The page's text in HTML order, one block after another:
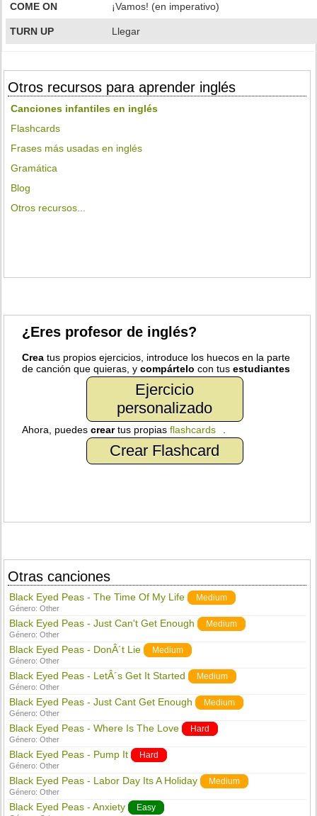
COME ON ¡Vamos! (en imperativo)
TURN UP Llegar
Otros recursos para aprender inglés
Canciones infantiles en inglés
Flashcards
Frases más usadas en inglés
Gramática
Blog
Otros recursos...
¿Eres profesor de inglés?
Crea tus propios ejercicios, introduce los huecos en la parte
de canción que quieras, ycompártelo con tusestudiantes
Ejercicio
personalizado
Ahora, puedescreartus propiasflashcards
Crear Flashcard
Otras canciones
Black Eyed Peas - The Time Of My Life Medium
Género:Other
Black Eyed Peas - Just Can't Get Enough Medium
Género:Other
Black Eyed Peas - DonÂ´t Lie Medium
Género:Other
Black Eyed Peas - LetÂ´s Get It Started Medium
Género:Other
Black Eyed Peas - Just Cant Get Enough Medium
Género:Other
Black Eyed Peas - Where Is The Love Hard
Género:Other
Black Eyed Peas - Pump It Hard
Género:Other
Black Eyed Peas - Labor Day Its A Holiday Medium
Género:Other
Black Eyed Peas - Anxiety Easy